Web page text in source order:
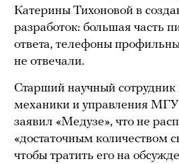
Катерины Тихоновой в
разработок: большая часть
ответа, телефоны
не отвечали.
Старший научный
механики и управления
заявил «Медузе», что не
«достаточным количеством
чтобы тратить его на